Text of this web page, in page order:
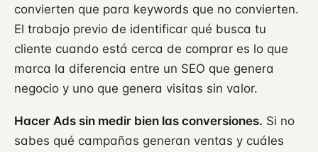
convierten que para keywords que no convierten.
El trabajo previo de identificar qué busca tu
cliente cuando está cerca de comprar es lo que
marca la diferencia entre un SEO que genera
negocio y uno que genera visitas sin valor.
Hacer Ads sin medir bien las conversiones. Si no
sabes qué campañas generan ventas y cuáles